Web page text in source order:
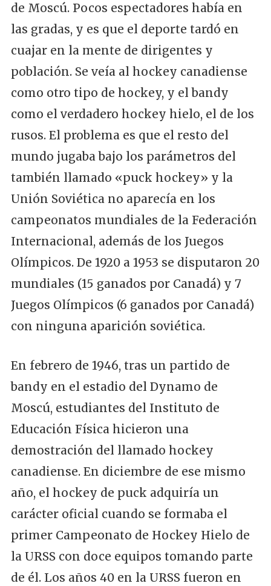
de Moscú. Pocos espectadores había en
las gradas, y es que el deporte tardó en
cuajar en la mente de dirigentes y
población. Se veía al hockey canadiense
como otro tipo de hockey, y el bandy
como el verdadero hockey hielo, el de los
rusos. El problema es que el resto del
mundo jugaba bajo los parámetros del
también llamado «puck hockey» y la
Unión Soviética no aparecía en los
campeonatos mundiales de la Federación
Internacional, además de los Juegos
Olímpicos. De 1920 a 1953 se disputaron 20
mundiales (15 ganados por Canadá) y 7
Juegos Olímpicos (6 ganados por Canadá)
con ninguna aparición soviética.
En febrero de 1946, tras un partido de
bandy en el estadio del Dynamo de
Moscú, estudiantes del Instituto de
Educación Física hicieron una
demostración del llamado hockey
canadiense. En diciembre de ese mismo
año, el hockey de puck adquiría un
carácter oficial cuando se formaba el
primer Campeonato de Hockey Hielo de
la URSS con doce equipos tomando parte
de él. Los años 40 en la URSS fueron en